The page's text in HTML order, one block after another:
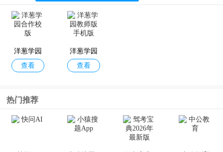
洋葱学园
合作校版
查看
洋葱学园
教师版手
查看
热门推荐